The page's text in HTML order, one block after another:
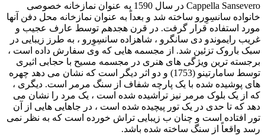
Cappella Sansevero در سال 1590 به عنوان نمازخانه خصوصی
خانواده سانسِوِرو ساخته شد و بعداً به عنوان نمازخانه محل دفن آنها
مورد استفاده قرار گرفت. در قرن هجدهم توسط عارف عجیب و
غریب رایموندو دی سانگرو ، شاهزاده سانسِوِرو ، به طرز زیبایی در
سبک باروک تزئین شد. از مجسمه هایی که وی سفارش داده است ،
برجسته ترین ویژگی های هنری در مجسمه مسیح با حجابی اثیری
توسط سامارتینو (1753) و دو اثر دیگر است که نشان می دهد چهره
های پوشیده شده با یک پارچه شفاف از سنگ مرمر است. دیگری ،
که از یک بلوک مرمر نیز تراشیده شده است ، یک مرد را نشان می
دهد که تا حدی در یک تور پیچیده شده است ، در جاهایی هایی از آن
تور افتاده است و چنان ب زیبایی تراش خورده است که به نظر نمی
رسد واقعاً از سنگ ساخته شده باشد.